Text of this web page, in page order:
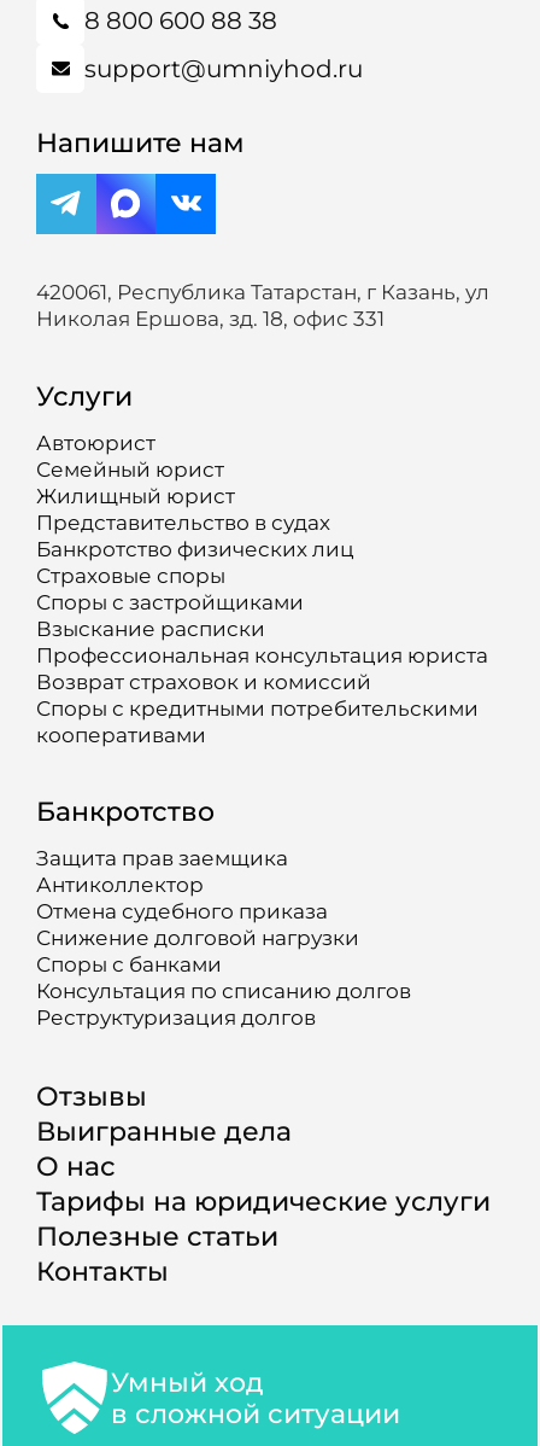
8 800 600 88 38
support@umniyhod.ru
Напишите нам
420061, Республика Татарстан, г Казань, ул
Николая Ершова, зд. 18, офис 331
Услуги
Автоюрист
Семейный юрист
Жилищный юрист
Представительство в судах
Банкротство физических лиц
Страховые споры
Споры с застройщиками
Взыскание расписки
Профессиональная консультация юриста
Возврат страховок и комиссий
Споры с кредитными потребительскими
кооперативами
Банкротство
Защита прав заемщика
Антиколлектор
Отмена судебного приказа
Снижение долговой нагрузки
Споры с банками
Консультация по списанию долгов
Реструктуризация долгов
Отзывы
Выигранные дела
О нас
Тарифы на юридические услуги
Полезные статьи
Контакты
Умный ход
в сложной ситуации